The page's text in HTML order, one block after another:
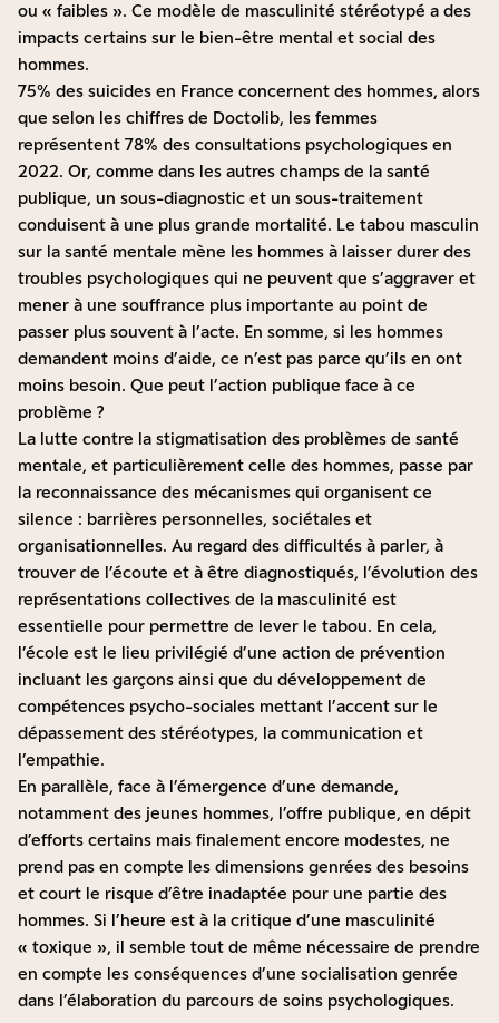
ou « faibles ». Ce modèle de masculinité stéréotypé a des
impacts certains sur le bien-être mental et social des
hommes.
75% des suicides en France concernent des hommes, alors
que selon les chiffres de Doctolib, les femmes
représentent 78% des consultations psychologiques en
2022. Or, comme dans les autres champs de la santé
publique, un sous-diagnostic et un sous-traitement
conduisent à une plus grande mortalité. Le tabou masculin
sur la santé mentale mène les hommes à laisser durer des
troubles psychologiques qui ne peuvent que s’aggraver et
mener à une souffrance plus importante au point de
passer plus souvent à l’acte. En somme, si les hommes
demandent moins d’aide, ce n’est pas parce qu’ils en ont
moins besoin. Que peut l’action publique face à ce
problème ?
La lutte contre la stigmatisation des problèmes de santé
mentale, et particulièrement celle des hommes, passe par
la reconnaissance des mécanismes qui organisent ce
silence : barrières personnelles, sociétales et
organisationnelles. Au regard des difficultés à parler, à
trouver de l’écoute et à être diagnostiqués, l’évolution des
représentations collectives de la masculinité est
essentielle pour permettre de lever le tabou. En cela,
l’école est le lieu privilégié d’une action de prévention
incluant les garçons ainsi que du développement de
compétences psycho-sociales mettant l’accent sur le
dépassement des stéréotypes, la communication et
l’empathie.
En parallèle, face à l’émergence d’une demande,
notamment des jeunes hommes, l’offre publique, en dépit
d’efforts certains mais finalement encore modestes, ne
prend pas en compte les dimensions genrées des besoins
et court le risque d’être inadaptée pour une partie des
hommes. Si l’heure est à la critique d’une masculinité
« toxique », il semble tout de même nécessaire de prendre
en compte les conséquences d’une socialisation genrée
dans l’élaboration du parcours de soins psychologiques.